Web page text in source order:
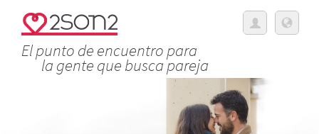
El punto de encuentro para
la gente que busca pareja